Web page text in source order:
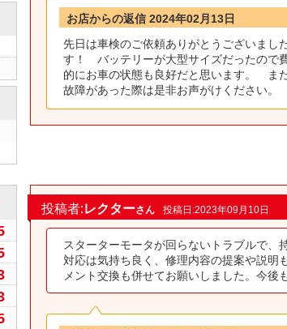
お店からの返信 2024年02月13日
先日は車検のご依頼ありがとうございま
す！ バッテリーが大型サイズだったので
的にお車の状態も良好だと思います。 ま
故障があった際は是非お声がけください。
投稿者:レクターさん 投稿日:2023年09月10日
スターターモータが回らないトラブルで、
対応は気持ち良く、修理内容の提案や説明
メント交換も併せてお願いしました。今後